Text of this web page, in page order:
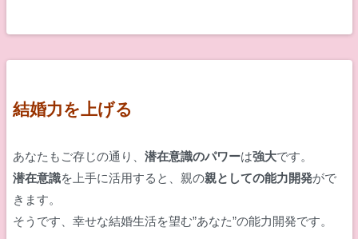
結婚力を上げる
あなたもご存じの通り、 潜在意識のパワーは強大です。
潜在意識を上手に活用すると、親の親としての能力開発がで
きます。
そうです、幸せな結婚生活を望む”あなた”の能力開発です。